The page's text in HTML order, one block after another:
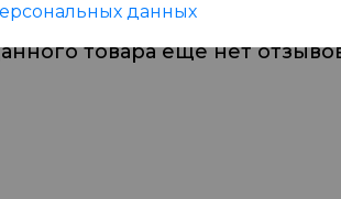
товара еще нет
данных